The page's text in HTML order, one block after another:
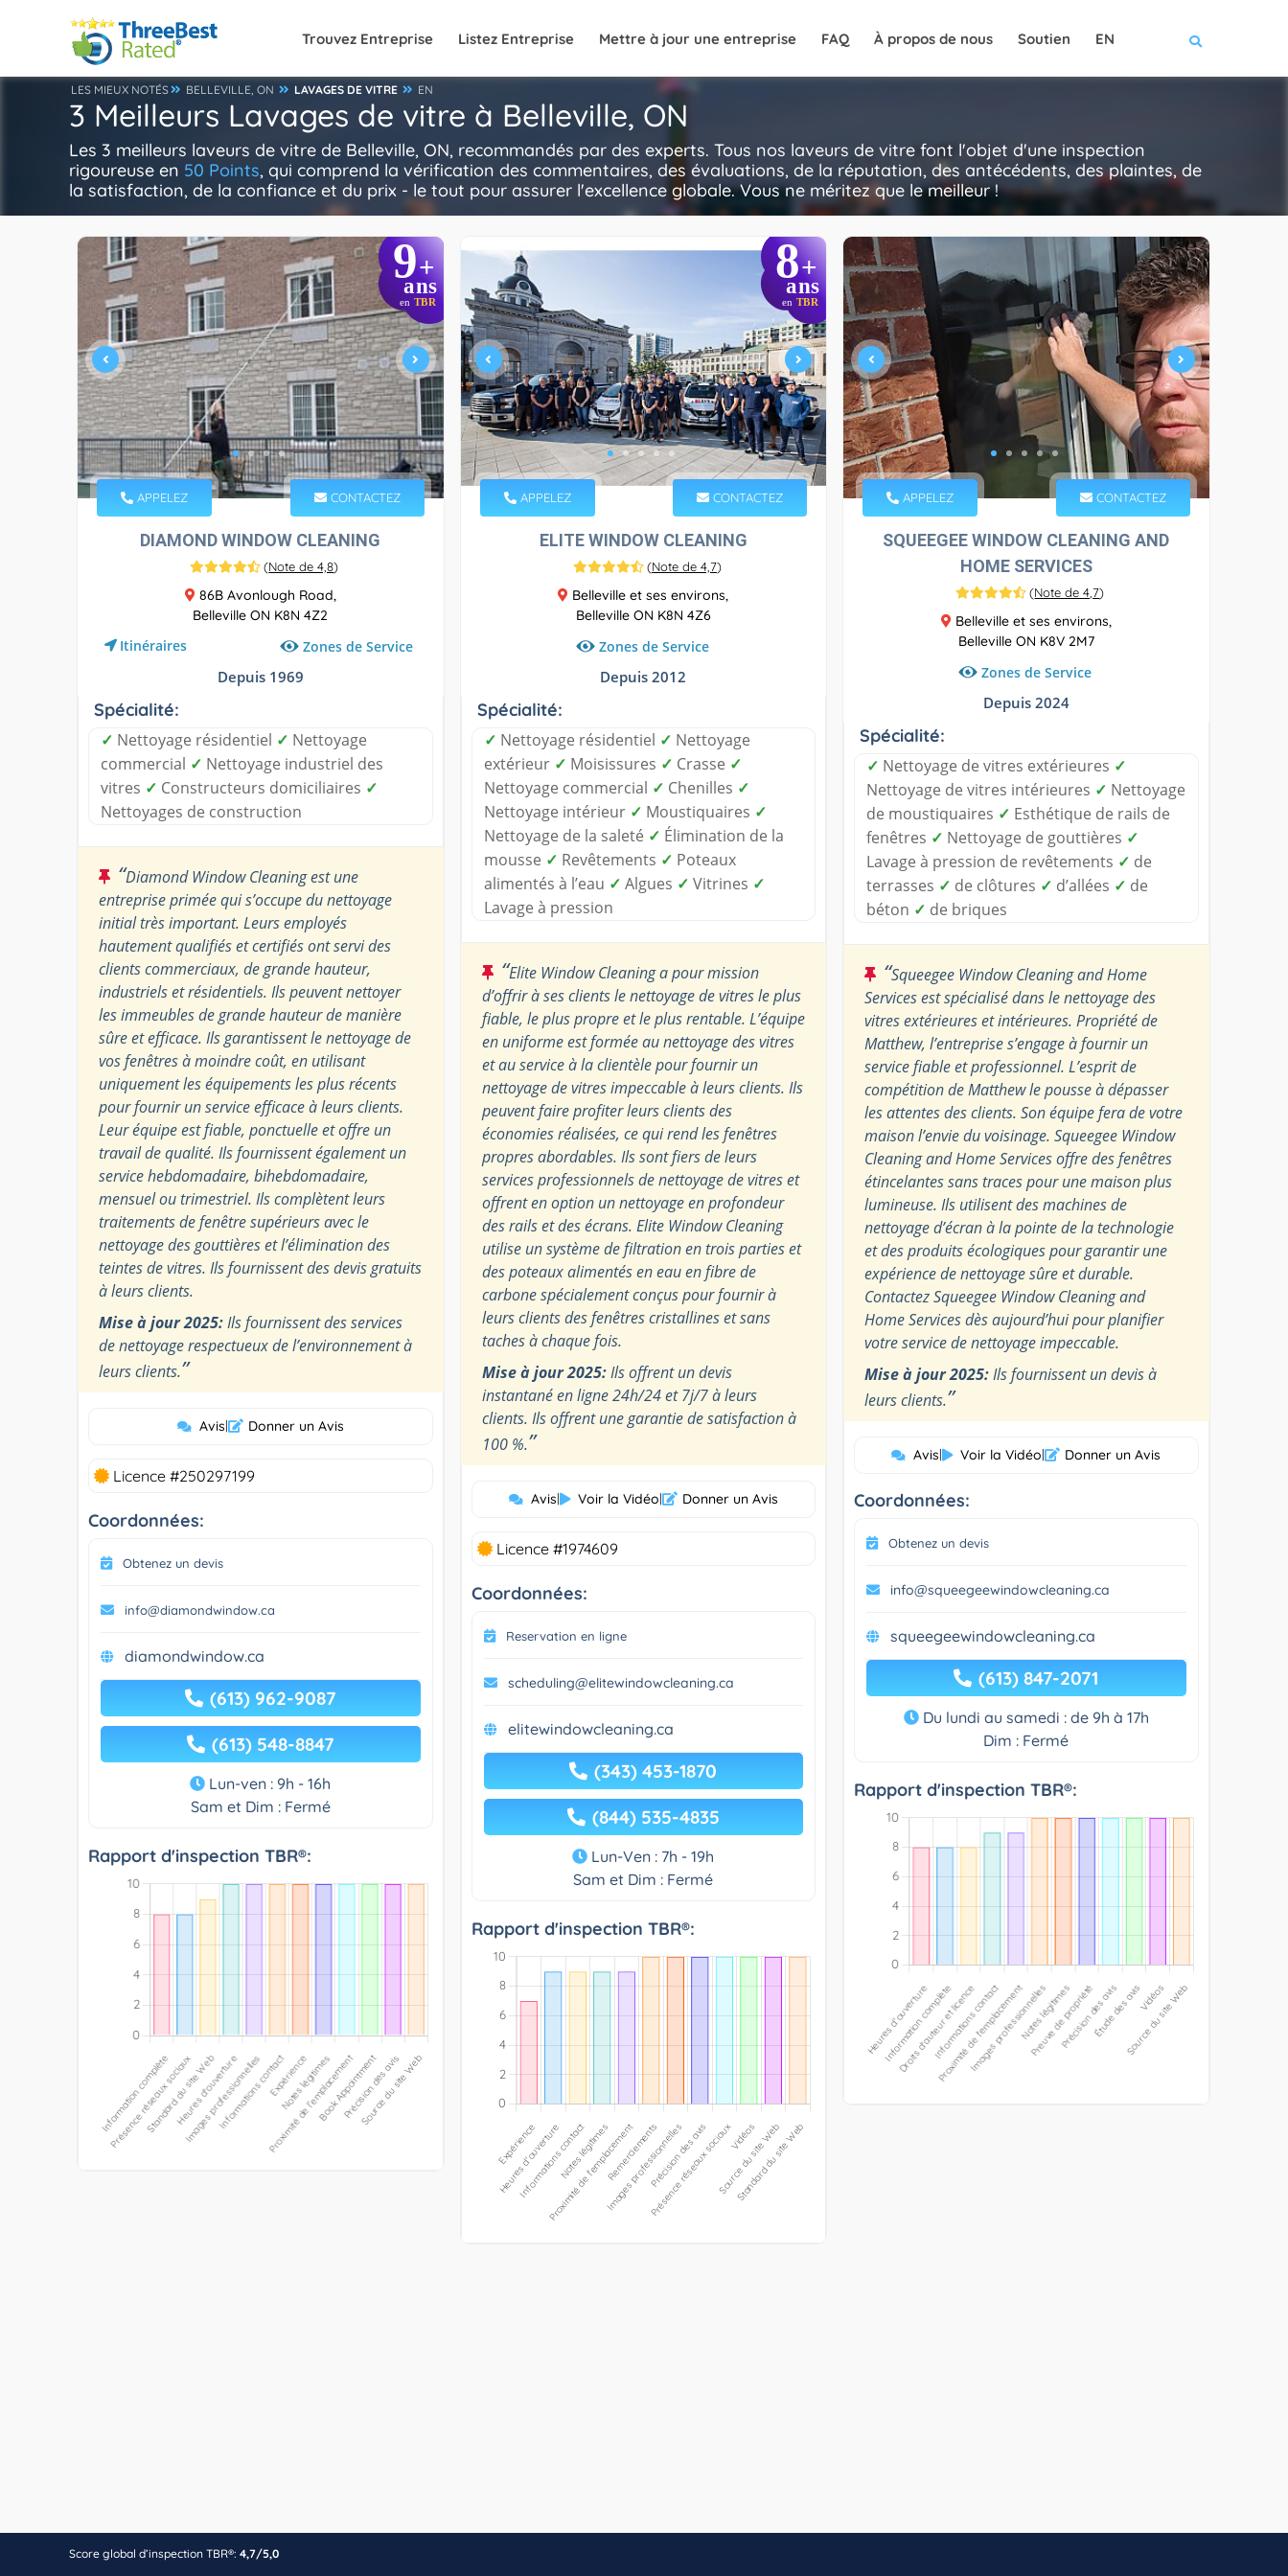
Trouvez Entreprise Listez Entreprise Mettre à jour une entreprise FAQ À propos de nous Soutien EN
LES MIEUX NOTÉS BELLEVILLE, ON LAVAGES DE VITRE EN
3 Meilleurs Lavages de vitre à Belleville, ON
Les 3 meilleurs laveurs de vitre de Belleville, ON, recommandés par des experts. Tous nos laveurs de vitre font l'objet d'une inspection
rigoureuse en 50 Points, qui comprend la vérification des commentaires, des évaluations, de la réputation, des antécédents, des plaintes, de
la satisfaction, de la confiance et du prix - le tout pour assurer l'excellence globale. Vous ne méritez que le meilleur !
9+
ans
en TBR
APPELEZ CONTACTEZ
DIAMOND WINDOW CLEANING
(Note de 4,8)
86B Avonlough Road,
Belleville ON K8N 4Z2
Itinéraires Zones de Service
Depuis 1969
Spécialité:
✓ Nettoyage résidentiel ✓ Nettoyage
commercial ✓ Nettoyage industriel des
vitres ✓ Constructeurs domiciliaires ✓
Nettoyages de construction
“Diamond Window Cleaning est une
entreprise primée qui s’occupe du nettoyage
initial très important. Leurs employés
hautement qualifiés et certifiés ont servi des
clients commerciaux, de grande hauteur,
industriels et résidentiels. Ils peuvent nettoyer
les immeubles de grande hauteur de manière
sûre et efficace. Ils garantissent le nettoyage de
vos fenêtres à moindre coût, en utilisant
uniquement les équipements les plus récents
pour fournir un service efficace à leurs clients.
Leur équipe est fiable, ponctuelle et offre un
travail de qualité. Ils fournissent également un
service hebdomadaire, bihebdomadaire,
mensuel ou trimestriel. Ils complètent leurs
traitements de fenêtre supérieurs avec le
nettoyage des gouttières et l’élimination des
teintes de vitres. Ils fournissent des devis gratuits
à leurs clients.
Mise à jour 2025:Ils fournissent des services
de nettoyage respectueux de l’environnement à
leurs clients.”
Avis| Donner un Avis
Licence #250297199
Coordonnées:
Obtenez un devis
info@diamondwindow.ca
diamondwindow.ca
(613) 962-9087
(613) 548-8847
Lun-ven : 9h - 16h
Sam et Dim : Fermé
Rapport d'inspection TBR®:
8+
ans
en TBR
APPELEZ CONTACTEZ
ELITE WINDOW CLEANING
(Note de 4,7)
Belleville et ses environs,
Belleville ON K8N 4Z6
Zones de Service
Depuis 2012
Spécialité:
✓ Nettoyage résidentiel ✓ Nettoyage
extérieur ✓ Moisissures ✓ Crasse ✓
Nettoyage commercial ✓ Chenilles ✓
Nettoyage intérieur ✓ Moustiquaires ✓
Nettoyage de la saleté ✓ Élimination de la
mousse ✓ Revêtements ✓ Poteaux
alimentés à l’eau ✓ Algues ✓ Vitrines ✓
Lavage à pression
“Elite Window Cleaning a pour mission
d’offrir à ses clients le nettoyage de vitres le plus
fiable, le plus propre et le plus rentable. L’équipe
en uniforme est formée au nettoyage des vitres
et au service à la clientèle pour fournir un
nettoyage de vitres impeccable à leurs clients. Ils
peuvent faire profiter leurs clients des
économies réalisées, ce qui rend les fenêtres
propres abordables. Ils sont fiers de leurs
services professionnels de nettoyage de vitres et
offrent en option un nettoyage en profondeur
des rails et des écrans. Elite Window Cleaning
utilise un système de filtration en trois parties et
des poteaux alimentés en eau en fibre de
carbone spécialement conçus pour fournir à
leurs clients des fenêtres cristallines et sans
taches à chaque fois.
Mise à jour 2025:Ils offrent un devis
instantané en ligne 24h/24 et 7j/7 à leurs
clients. Ils offrent une garantie de satisfaction à
100 %.”
Avis| Voir la Vidéo| Donner un Avis
Licence #1974609
Coordonnées:
Reservation en ligne
scheduling@elitewindowcleaning.ca
elitewindowcleaning.ca
(343) 453-1870
(844) 535-4835
Lun-Ven : 7h - 19h
Sam et Dim : Fermé
Rapport d'inspection TBR®:
APPELEZ CONTACTEZ
SQUEEGEE WINDOW CLEANING AND
HOME SERVICES
(Note de 4,7)
Belleville et ses environs,
Belleville ON K8V 2M7
Zones de Service
Depuis 2024
Spécialité:
✓ Nettoyage de vitres extérieures ✓
Nettoyage de vitres intérieures ✓ Nettoyage
de moustiquaires ✓ Esthétique de rails de
fenêtres ✓ Nettoyage de gouttières ✓
Lavage à pression de revêtements ✓ de
terrasses ✓ de clôtures ✓ d’allées ✓ de
béton ✓ de briques
“Squeegee Window Cleaning and Home
Services est spécialisé dans le nettoyage des
vitres extérieures et intérieures. Propriété de
Matthew, l’entreprise s’engage à fournir un
service fiable et professionnel. L’esprit de
compétition de Matthew le pousse à dépasser
les attentes des clients. Son équipe fera de votre
maison l’envie du voisinage. Squeegee Window
Cleaning and Home Services offre des fenêtres
étincelantes sans traces pour une maison plus
lumineuse. Ils utilisent des machines de
nettoyage d’écran à la pointe de la technologie
et des produits écologiques pour garantir une
expérience de nettoyage sûre et durable.
Contactez Squeegee Window Cleaning and
Home Services dès aujourd’hui pour planifier
votre service de nettoyage impeccable.
Mise à jour 2025:Ils fournissent un devis à
leurs clients.”
Avis| Voir la Vidéo| Donner un Avis
Coordonnées:
Obtenez un devis
info@squeegeewindowcleaning.ca
squeegeewindowcleaning.ca
(613) 847-2071
Du lundi au samedi : de 9h à 17h
Dim : Fermé
Rapport d'inspection TBR®:
Score global d’inspection TBR®: 4,7/5,0